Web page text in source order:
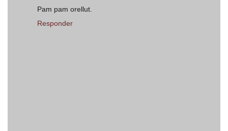
Pam pam orellut.
Responder